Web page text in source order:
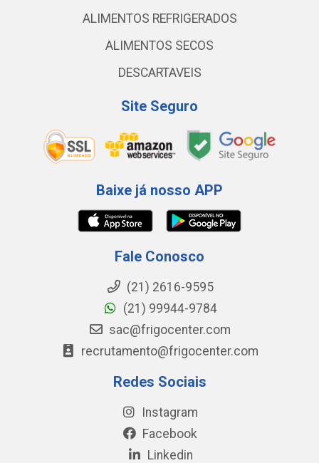
ALIMENTOS REFRIGERADOS
ALIMENTOS SECOS
DESCARTAVEIS
Site Seguro
Baixe já nosso APP
Fale Conosco
(21) 2616-9595
(21) 99944-9784
sac@frigocenter.com
recrutamento@frigocenter.com
Redes Sociais
Instagram
Facebook
Linkedin